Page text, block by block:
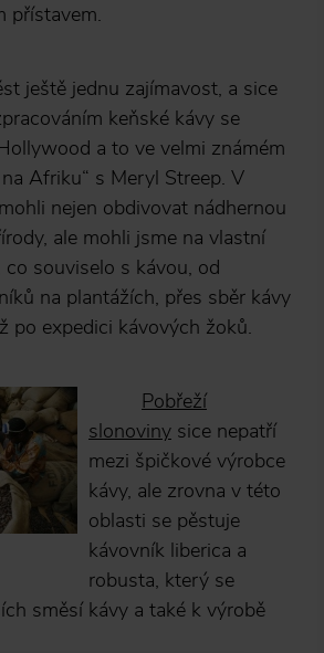
přístavem.
ještě jednu zajímavost, a sice
keňské kávy se
a to ve velmi známém
Afriku“ s Meryl Streep. V
nejen obdivovat nádhernou
ale mohli jsme na vlastní
souviselo s kávou, od
na plantážích, přes sběr kávy
po expedici kávových žoků.
Pobřeží
slonoviny sice nepatří
mezi špičkové výrobce
kávy, ale zrovna v této
oblasti se pěstuje
kávovník liberica a
robusta, který se
směsí kávy a také k výrobě